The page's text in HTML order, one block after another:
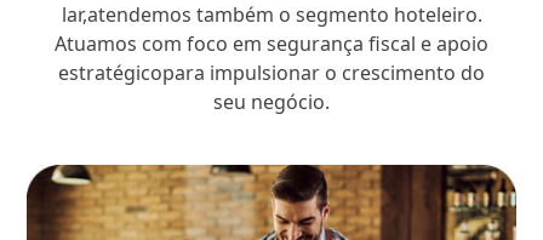
lar,atendemos também o segmento hoteleiro.
Atuamos com foco em segurança fiscal e apoio
estratégicopara impulsionar o crescimento do
seu negócio.